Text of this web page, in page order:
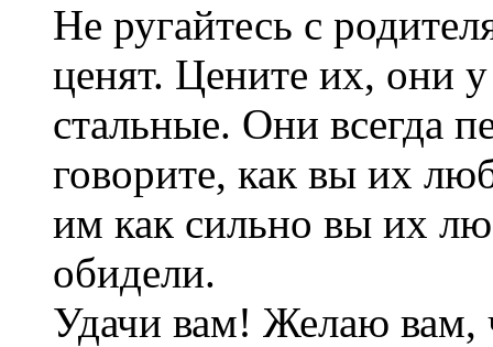
Не ругайтесь с
ценят. Цените их, они
стальные. Они всегда
говорите, как вы их
им как сильно вы их
обидели.
Удачи вам! Желаю вам,